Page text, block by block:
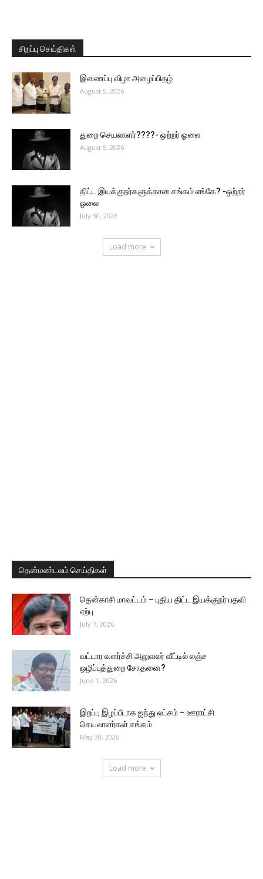
சிறப்பு செய்திகள்
இணைப்பு விழா அழைப்பிதழ்
August 5, 2026
துறை செயலாளர்????- ஒற்றர் ஓலை
August 5, 2026
திட்ட இயக்குநர்களுக்கான சங்கம் எங்கே? -ஒற்றர்
ஓலை
July 30, 2026
Load more
தென்மண்டலம் செய்திகள்
தென்காசி மாவட்டம் – புதிய திட்ட இயக்குநர் பதவி
ஏற்பு
July 7, 2026
வட்டார வளர்ச்சி அலுவலர் வீட்டில் லஞ்ச
ஒழிப்புத்துறை சோதனை?
June 1, 2026
இறப்பு இழப்பீடாக ஐந்து லட்சம் – ஊராட்சி
செயலாளர்கள் சங்கம்
May 30, 2026
Load more